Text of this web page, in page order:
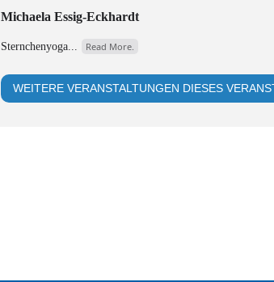
Michaela Essig-Eckhardt
Sternchenyoga... Read More.
WEITERE VERANSTALTUNGEN DIESES